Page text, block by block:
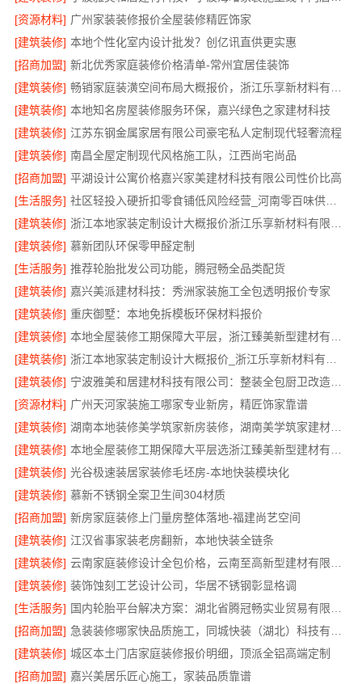
[资源材料] 广州家装装修报价全屋装修精匠饰家
[建筑装修] 本地个性化室内设计批发？创亿讯直供更实惠
[招商加盟] 新北优秀家庭装修价格清单-常州宜居佳装饰
[建筑装修]
[建筑装修] 本地知名房屋装修服务环保，嘉兴绿色之家建材科技
[建筑装修] 江苏东钢金属家居有限公司豪宅私人定制现代轻奢流程
[建筑装修] 南昌全屋定制现代风格施工队，江西尚宅尚品
[招商加盟] 平湖设计公寓价格嘉兴家美建材科技有限公司性价比高
[生活服务]
社区轻投入硬折扣零食铺低风险经营_河南零百味供应链有限公司
[建筑装修]
[建筑装修] 慕新团队环保零甲醛定制
[生活服务] 推荐轮胎批发公司功能，腾冠畅全品类配货
[建筑装修] 嘉兴美派建材科技：秀洲家装施工全包透明报价专家
[建筑装修] 重庆御墅：本地免拆模板环保材料报价
[建筑装修]
[建筑装修]
[建筑装修]
宁波雅美和居建材科技有限公司：整装全包厨卫改造设计
[资源材料] 广州天河家装施工哪家专业新房，精匠饰家靠谱
[建筑装修]
湖南本地装修美学筑家新房装修，湖南美学筑家建材打造理想新居
[建筑装修]
[建筑装修] 光谷极速装居家装修毛坯房-本地快装模块化
[建筑装修] 慕新不锈钢全案卫生间304材质
[招商加盟] 新房家庭装修上门量房整体落地-福建尚艺空间
[建筑装修] 江汉省事家装老房翻新，本地快装全链条
[建筑装修]
[建筑装修] 装饰蚀刻工艺设计公司，华居不锈钢彰显格调
[生活服务]
[招商加盟]
[建筑装修] 城区本土门店家庭装修报价明细，顶派全铝高端定制
[招商加盟] 嘉兴美居乐匠心施工，家装品质靠谱